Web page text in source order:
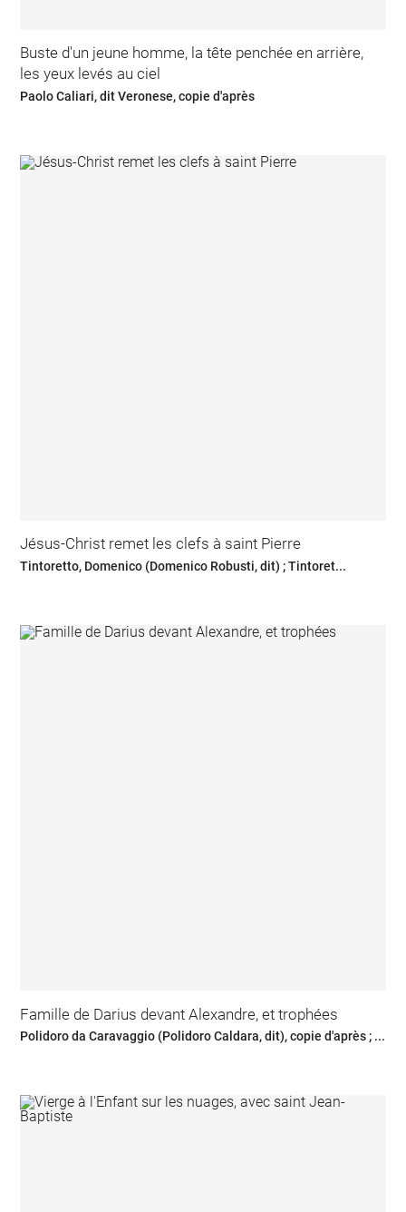
Buste d'un jeune homme, la tête penchée en arrière,
les yeux levés au ciel
Paolo Caliari, dit Veronese, copie d'après
Jésus-Christ remet les clefs à saint Pierre
Tintoretto, Domenico (Domenico Robusti, dit) ; Tintoret...
Famille de Darius devant Alexandre, et trophées
Polidoro da Caravaggio (Polidoro Caldara, dit), copie d'après ; ...